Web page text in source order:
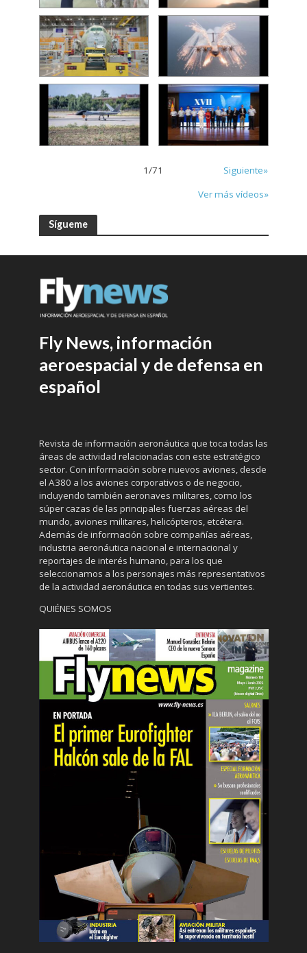
1/71
Siguiente»
Ver más vídeos»
Sígueme
Fly News, información
aeroespacial y de defensa en
español
Revista de información aeronáutica que toca todas las
áreas de actividad relacionadas con este estratégico
sector. Con información sobre nuevos aviones, desde
el A380 a los aviones corporativos o de negocio,
incluyendo también aeronaves militares, como los
súper cazas de las principales fuerzas aéreas del
mundo, aviones militares, helicópteros, etcétera.
Además de información sobre compañías aéreas,
industria aeronáutica nacional e internacional y
reportajes de interés humano, para los que
seleccionamos a los personajes más representativos
de la actividad aeronáutica en todas sus vertientes.
QUIÉNES SOMOS